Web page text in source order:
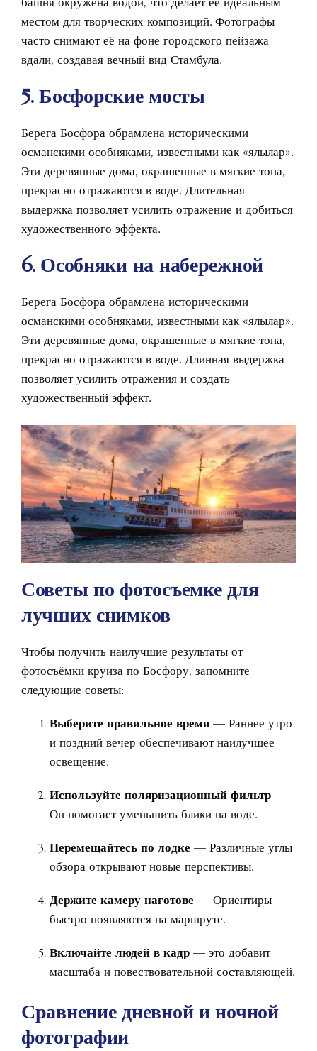
местом для творческих композиций. Фотографы
часто снимают её на фоне городского пейзажа
вдали, создавая вечный вид Стамбула.
5. Босфорские мосты
Берега Босфора обрамлена историческими
османскими особняками, известными как «ялылар».
Эти деревянные дома, окрашенные в мягкие тона,
прекрасно отражаются в воде. Длительная
выдержка позволяет усилить отражение и добиться
художественного эффекта.
6. Особняки на набережной
Берега Босфора обрамлена историческими
османскими особняками, известными как «ялылар».
Эти деревянные дома, окрашенные в мягкие тона,
прекрасно отражаются в воде. Длинная выдержка
позволяет усилить отражения и создать
художественный эффект.
Советы по фотосъемке для
лучших снимков
Чтобы получить наилучшие результаты от
фотосъёмки круиза по Босфору, запомните
следующие советы:
Выберите правильное время — Раннее утро
и поздний вечер обеспечивают наилучшее
освещение.
Используйте поляризационный фильтр —
Он помогает уменьшить блики на воде.
Перемещайтесь по лодке — Различные углы
обзора открывают новые перспективы.
Держите камеру наготове — Ориентиры
быстро появляются на маршруте.
Включайте людей в кадр — это добавит
масштаба и повествовательной составляющей.
Сравнение дневной и ночной
фотографии